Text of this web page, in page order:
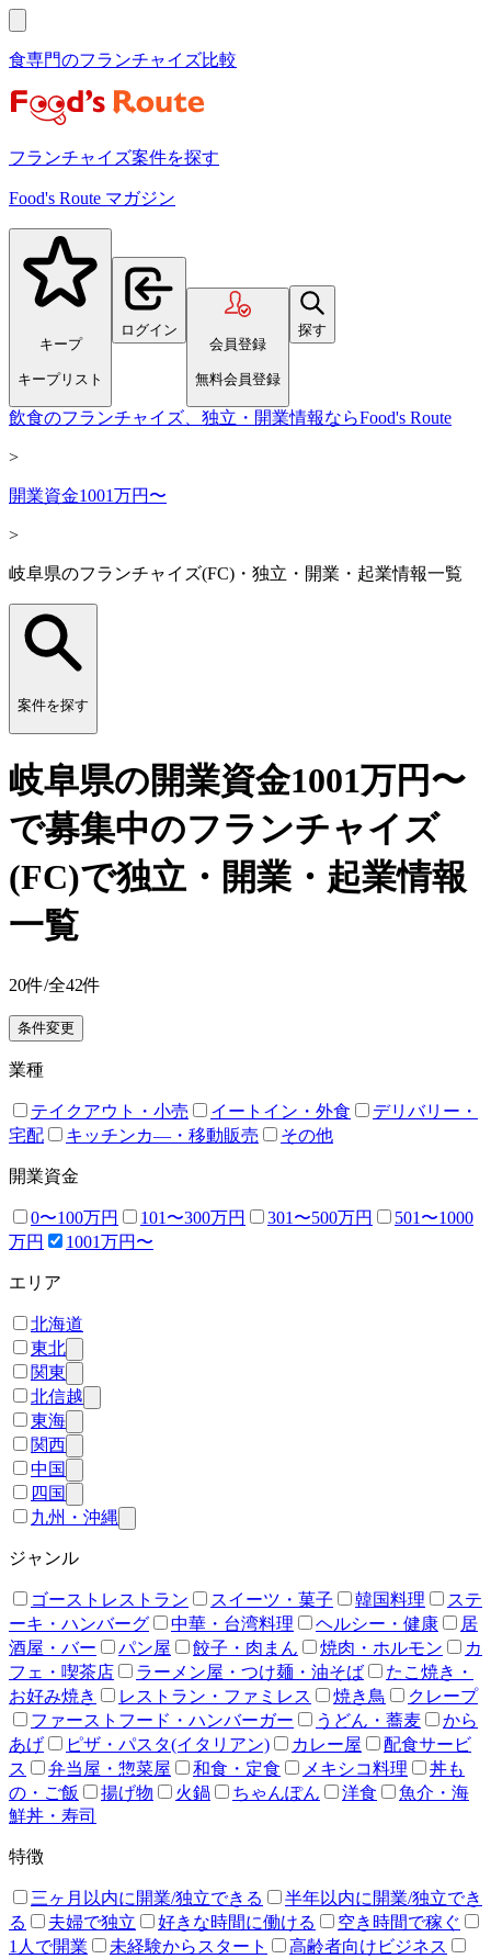
食専門のフランチャイズ比較
フランチャイズ案件を探す
Food's Route マガジン
キープ
キープリスト
ログイン
会員登録
無料会員登録
探す
飲食のフランチャイズ、独立・開業情報ならFood's Route
>
開業資金1001万円〜
>
岐阜県のフランチャイズ(FC)・独立・開業・起業情報一覧
案件を探す
岐阜県の開業資金1001万円〜
で募集中のフランチャイズ
(FC)で独立・開業・起業情報
一覧
20件/全42件
条件変更
業種
テイクアウト・小売 イートイン・外食
デリバリー・
宅配
キッチンカ―・移動販売 その他
開業資金
0〜100万円 101〜300万円 301〜500万円
501〜1000
万円
1001万円〜
エリア
北海道
東北
関東
北信越
東海
関西
中国
四国
九州・沖縄
ジャンル
ゴーストレストラン スイーツ・菓子 韓国料理
ステ
ーキ・ハンバーグ
中華・台湾料理 ヘルシー・健康
居
酒屋・バー
パン屋 餃子・肉まん 焼肉・ホルモン
カ
フェ・喫茶店
ラーメン屋・つけ麺・油そば
たこ焼き・
お好み焼き
レストラン・ファミレス 焼き鳥
クレープ
ファーストフード・ハンバーガー
うどん・蕎麦
から
あげ
ピザ・パスタ(イタリアン) カレー屋
配食サービ
ス
弁当屋・惣菜屋 和食・定食 メキシコ料理
丼も
の・ご飯
揚げ物 火鍋 ちゃんぽん 洋食
魚介・海
鮮丼・寿司
特徴
三ヶ月以内に開業/独立できる
半年以内に開業/独立でき
る
夫婦で独立 好きな時間に働ける
空き時間で稼ぐ
1人で開業
未経験からスタート
高齢者向けビジネス